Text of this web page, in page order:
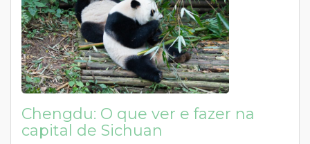
Chengdu: O que ver e fazer na
capital de Sichuan